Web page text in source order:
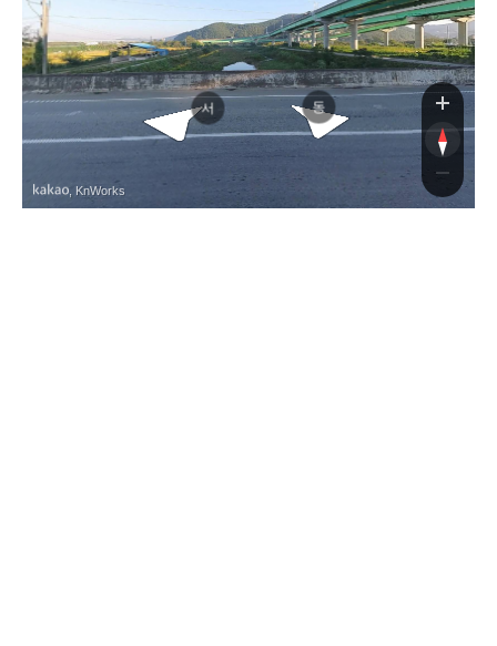
경
서 동
, KnWorks